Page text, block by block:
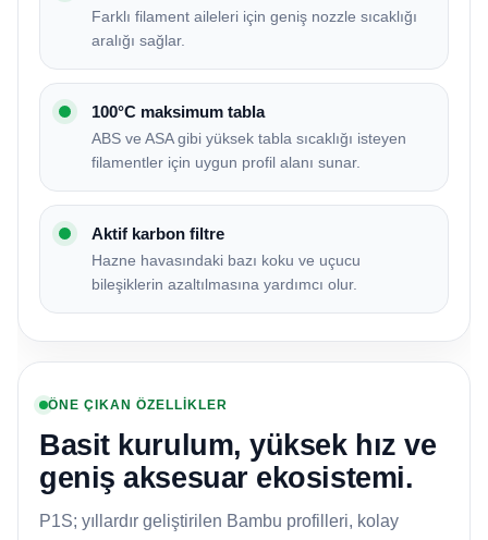
Farklı filament aileleri için geniş nozzle sıcaklığı
aralığı sağlar.
100°C maksimum tabla
ABS ve ASA gibi yüksek tabla sıcaklığı isteyen
filamentler için uygun profil alanı sunar.
Aktif karbon filtre
Hazne havasındaki bazı koku ve uçucu
bileşiklerin azaltılmasına yardımcı olur.
ÖNE ÇIKAN ÖZELLİKLER
Basit kurulum, yüksek hız ve
geniş aksesuar ekosistemi.
P1S; yıllardır geliştirilen Bambu profilleri, kolay